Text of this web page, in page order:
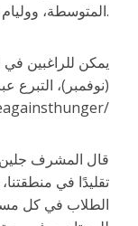
المتوسطة، ووليام فورد الابتدائية.
(نوفمبر)، التبرع
قال المشرف جلين
تقليدًا في
الطلاب في كل